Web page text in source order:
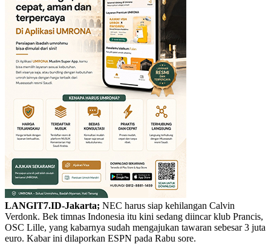
LANGIT7.ID-Jakarta; NEC harus siap kehilangan Calvin
Verdonk. Bek timnas Indonesia itu kini sedang diincar klub Prancis,
OSC Lille, yang kabarnya sudah mengajukan tawaran sebesar 3 juta
euro. Kabar ini dilaporkan ESPN pada Rabu sore.